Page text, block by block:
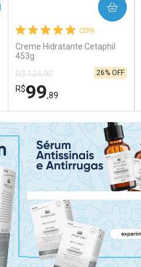
FECHAR
FECHAR
(239)
Creme Hidratante Cetaphil
453g
R$ 134,90
R$99,89
26% OFF
COMPRAR
Laboratório
Ativar Desconto
Por Menos